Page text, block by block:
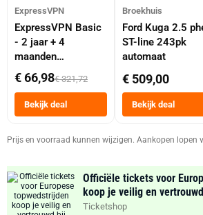
ExpressVPN
ExpressVPN Basic
- 2 jaar + 4
maanden
abonnement
€ 66,98€ 321,72
Bekijk deal
Broekhuis
Ford Kuga 2.5
ST-line 243pk
automaat
€ 509,00
Bekijk deal
Prijs en voorraad kunnen wijzigen. Aankopen lopen
Officiële tickets voor
koop je veilig en
Ticketshop